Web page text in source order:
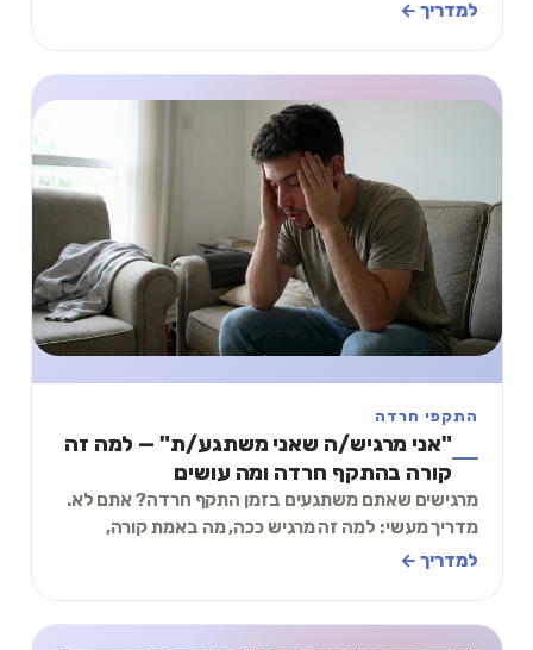
ותכל׳ס תרגיל של 2 דקות.
למדריך ←
התקפי חרדה
"אני מרגיש/ה שאני משתגע/ת" — למה זה
קורה בהתקף חרדה ומה עושים
מרגישים שאתם משתגעים בזמן התקף חרדה? אתם לא.
מדריך מעשי: למה זה מרגיש ככה, מה באמת קורה,
ותכל׳ס תרגיל 2 דקות.
למדריך ←